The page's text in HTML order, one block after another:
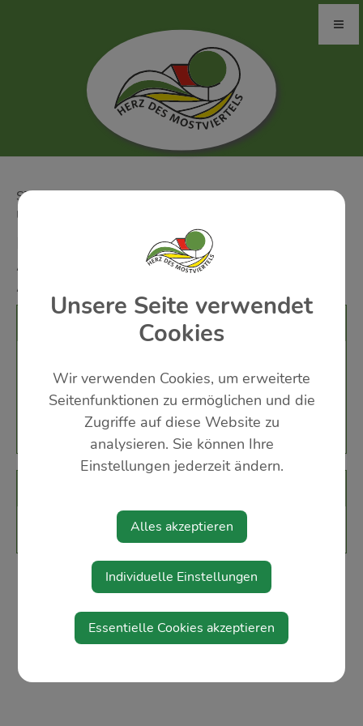
ST. PETER/AU: FREITAG, 28. AUGUST 2026 20:00
UHR BIS SONNTAG, 30. AUGUST 2026 18:00 UHR
FEUERWEHRFEST ST. PETER IN DER
AU - FEUERWEHR ST. PETER IN DER
AU
Dr. Hans-Blank-Weg 1
3352 St. Peter in der Au
Feuerwehr St. Peter in der Au
Unsere Seite verwendet
Cookies
Wir verwenden Cookies, um erweiterte
Seitenfunktionen zu ermöglichen und die
Zugriffe auf diese Website zu
analysieren. Sie können Ihre
Einstellungen jederzeit ändern.
Alles akzeptieren
Individuelle Einstellungen
Essentielle Cookies akzeptieren